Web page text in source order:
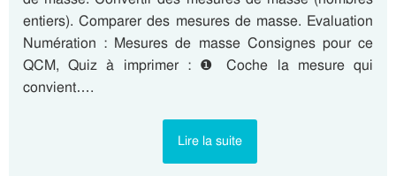
entiers). Comparer des mesures de masse. Evaluation
Numération : Mesures de masse Consignes pour ce
QCM, Quiz à imprimer : ❶ Coche la mesure qui
convient….
Lire la suite